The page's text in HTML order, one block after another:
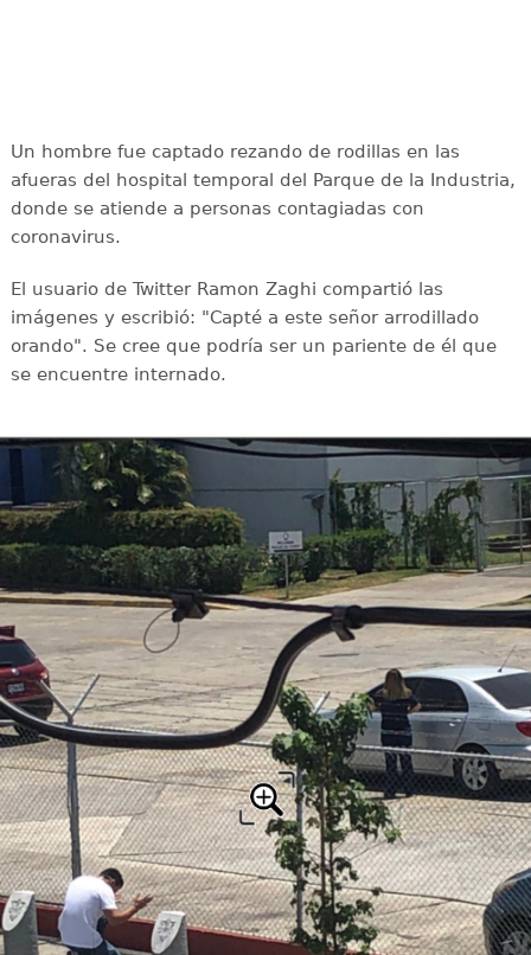
Un hombre fue captado rezando de rodillas en las
afueras del hospital temporal del Parque de la Industria,
donde se atiende a personas contagiadas con
coronavirus.
El usuario de Twitter Ramon Zaghi compartió las
imágenes y escribió: "Capté a este señor arrodillado
orando". Se cree que podría ser un pariente de él que
se encuentre internado.